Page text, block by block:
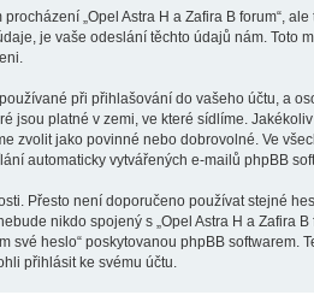
„Opel Astra H a Zafira B forum“,
je vaše odeslání těchto údajů nám. Toto
při přihlašování do vašeho účtu, a
jsou platné v zemi, ve které sídlíme.
zvolit jako povinné nebo dobrovolné. Ve
automaticky vytvářených e-mailů phpBB
Přesto není doporučeno používat stejné
nikdo spojený s „Opel Astra H a Zafira
heslo“ poskytovanou phpBB
přihlásit ke svému účtu.